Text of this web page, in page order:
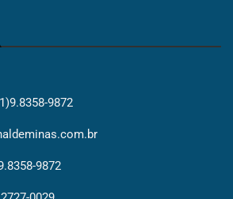
9872
9872